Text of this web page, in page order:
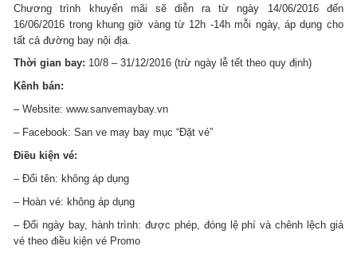
Chương trình khuyến mãi sẽ diễn ra từ ngày 14/06/2016 đến
16/06/2016 trong khung giờ vàng từ 12h -14h mỗi ngày, áp dụng cho
tất cả đường bay nội địa.
Thời gian bay: 10/8 – 31/12/2016 (trừ ngày lễ tết theo quy định)
Kênh bán:
– Website: www.sanvemaybay.vn
– Facebook: San ve may bay mục “Đặt vé”
Điều kiện vé:
– Đổi tên: không áp dụng
– Hoàn vé: không áp dụng
– Đổi ngày bay, hành trình: được phép, đóng lệ phí và chênh lệch giá
vé theo điều kiện vé Promo